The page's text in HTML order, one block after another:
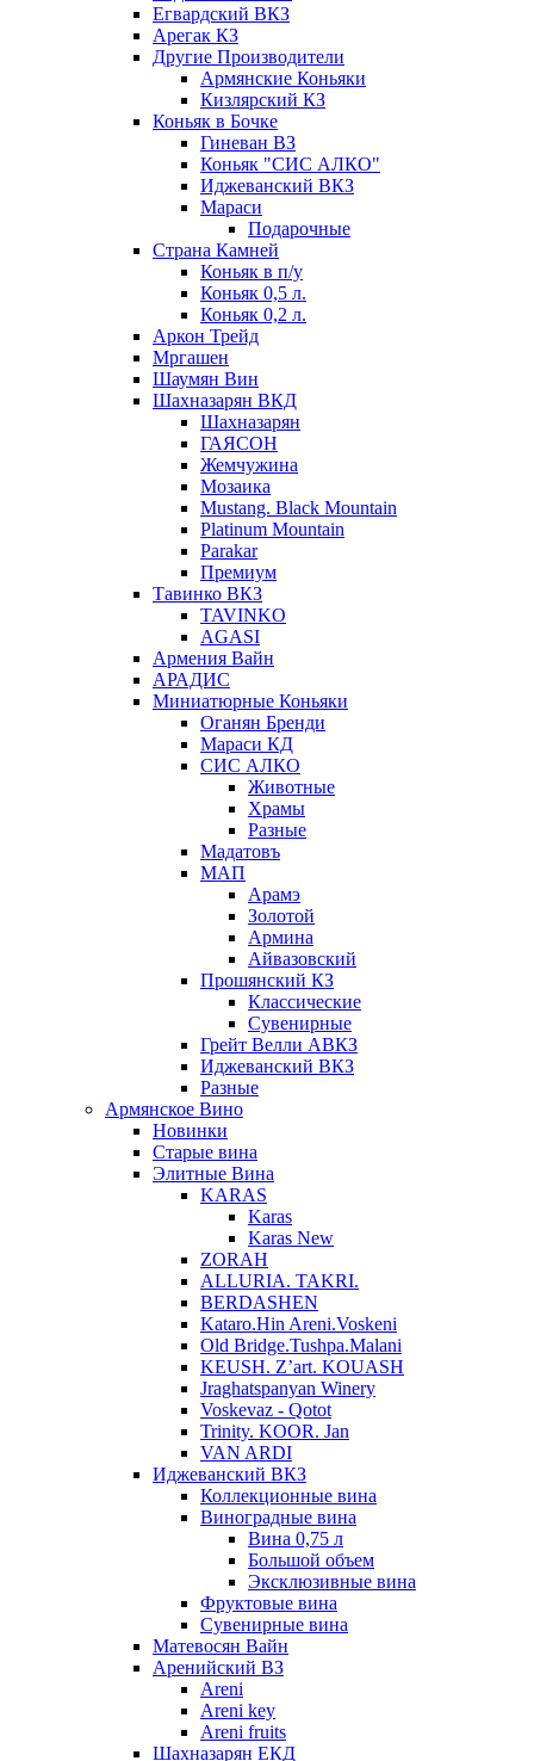
Егвардский ВКЗ
Арегак КЗ
Другие Производители
Армянские Коньяки
Кизлярский КЗ
Коньяк в Бочке
Гиневан ВЗ
Коньяк "СИС АЛКО"
Иджеванский ВКЗ
Мараси
Подарочные
Страна Камней
Коньяк в п/у
Коньяк 0,5 л.
Коньяк 0,2 л.
Аркон Трейд
Мргашен
Шаумян Вин
Шахназарян ВКД
Шахназарян
ГАЯСОН
Жемчужина
Мозаика
Mustang. Black Mountain
Platinum Mountain
Parakar
Премиум
Тавинко ВКЗ
TAVINKO
AGASI
Армения Вайн
АРАДИС
Миниатюрные Коньяки
Оганян Бренди
Мараси КД
СИС АЛКО
Животные
Храмы
Разные
Мадатовъ
МАП
Арамэ
Золотой
Армина
Айвазовский
Прошянский КЗ
Классические
Сувенирные
Грейт Велли АВКЗ
Иджеванский ВКЗ
Разные
Армянское Вино
Новинки
Старые вина
Элитные Вина
KARAS
Karas
Karas New
ZORAH
ALLURIA. TAKRI.
BERDASHEN
Kataro.Hin Areni.Voskeni
Old Bridge.Tushpa.Malani
KEUSH. Z’art. KOUASH
Jraghatspanyan Winery
Voskevaz - Qotot
Trinity. KOOR. Jan
VAN ARDI
Иджеванский ВКЗ
Коллекционные вина
Виноградные вина
Вина 0,75 л
Большой объем
Эксклюзивные вина
Фруктовые вина
Cувенирные вина
Матевосян Вайн
Аренийский ВЗ
Areni
Areni key
Areni fruits
Шахназарян ЕКД